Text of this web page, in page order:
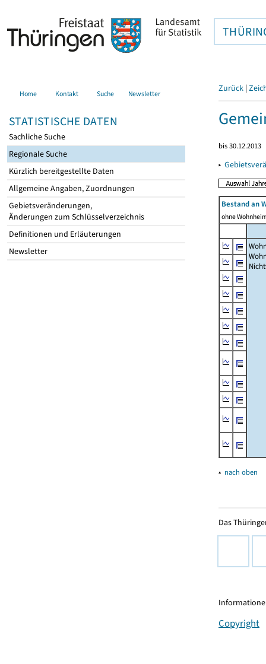
Home Kontakt Suche Newsletter
STATISTISCHE DATEN
Sachliche Suche
Regionale Suche
Kürzlich bereitgestellte Daten
Allgemeine Angaben, Zuordnungen
Gebietsveränderungen,
Änderungen zum Schlüsselverzeichnis
Definitionen und Erläuterungen
Newsletter
Zurück |
bis 30.12.2013
▸
Bestand an
ohne
▴ nach oben
Das
Copyright